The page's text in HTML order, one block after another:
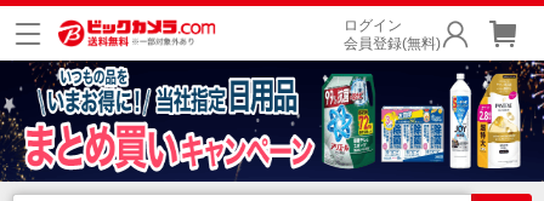
ログイン
会員登録(無料)